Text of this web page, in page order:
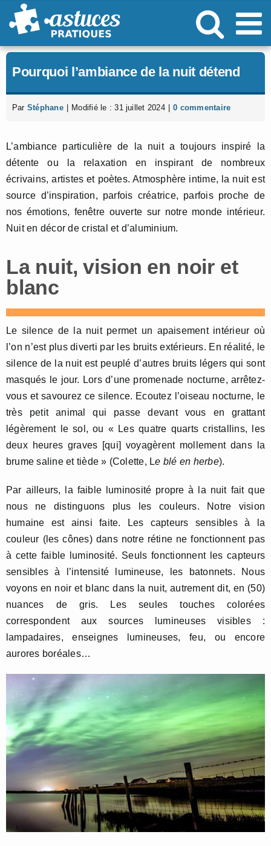
Passer
au
Pourquoi l’ambiance de la nuit détend
Par Stéphane Modifié le : 31 juillet 2024 0 commentaire
L’ambiance particulière de la nuit a toujours inspiré la
détente ou la relaxation en inspirant de nombreux
écrivains, artistes et poètes. Atmosphère intime, la nuit est
source d’inspiration, parfois créatrice, parfois proche de
nos émotions, fenêtre ouverte sur notre monde intérieur.
Nuit en décor de cristal et d’aluminium.
La nuit, vision en noir et
blanc
Le silence de la nuit permet un apaisement intérieur où
l’on n’est plus diverti par les bruits extérieurs. En réalité, le
silence de la nuit est peuplé d’autres bruits légers qui sont
masqués le jour. Lors d’une promenade nocturne, arrêtez-
vous et savourez ce silence. Ecoutez l’oiseau nocturne, le
très petit animal qui passe devant vous en grattant
légèrement le sol, ou « Les quatre quarts cristallins, les
deux heures graves [qui] voyagèrent mollement dans la
brume saline et tiède » (Colette, Le blé en herbe).
Par ailleurs, la faible luminosité propre à la nuit fait que
nous ne distinguons plus les couleurs. Notre vision
humaine est ainsi faite. Les capteurs sensibles à la
couleur (les cônes) dans notre rétine ne fonctionnent pas
à cette faible luminosité. Seuls fonctionnent les capteurs
sensibles à l’intensité lumineuse, les batonnets. Nous
voyons en noir et blanc dans la nuit, autrement dit, en (50)
nuances de gris. Les seules touches colorées
correspondent aux sources lumineuses visibles :
lampadaires, enseignes lumineuses, feu, ou encore
aurores boréales…